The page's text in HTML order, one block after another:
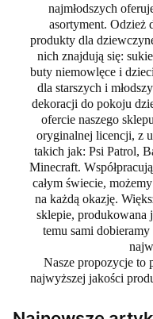
najmłodszych
asortyment. Odzież
produkty dla
nich znajdują się:
buty niemowlęce i
dla starszych i
dekoracji do pokoju
ofercie naszego
oryginalnej licencji, z
takich jak: Psi Patrol,
Minecraft.
całym świecie,
na każdą okazję.
sklepie, produkowana
temu sami
Nasze propozycje to
najwyższej jakości